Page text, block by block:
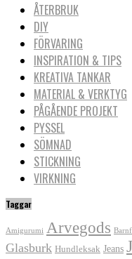
ÅTERBRUK
DIY
FÖRVARING
INSPIRATION & TIPS
KREATIVA TANKAR
MATERIAL & VERKTYG
PÅGÅENDE PROJEKT
PYSSEL
SÖMNAD
STICKNING
VIRKNING
Taggar
Amigurumi Arvegods
Glasburk Hundleksak Jeans